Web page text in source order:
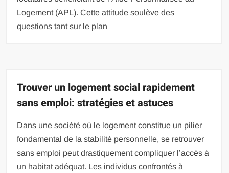
Logement (APL). Cette attitude soulève des
questions tant sur le plan
Trouver un logement social rapidement
sans emploi: stratégies et astuces
Dans une société où le logement constitue un pilier
fondamental de la stabilité personnelle, se retrouver
sans emploi peut drastiquement compliquer l’accès à
un habitat adéquat. Les individus confrontés à